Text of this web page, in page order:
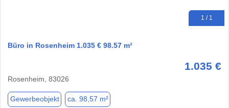
1 / 1
Büro in Rosenheim 1.035 € 98.57 m²
1.035 €
Rosenheim, 83026
Gewerbeobjekt ca. 98,57 m²